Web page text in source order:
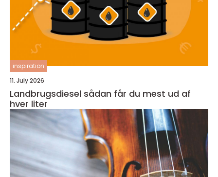
inspiration
11. July 2026
Landbrugsdiesel sådan får du mest ud af
hver liter